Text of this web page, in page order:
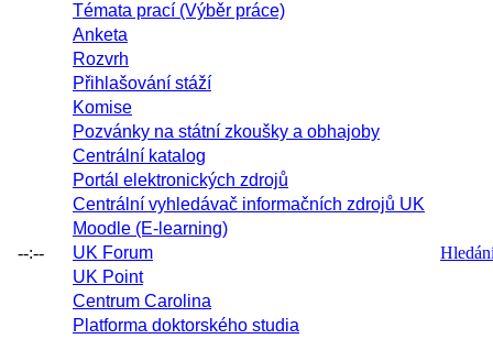
--:--
Témata prací (Výběr práce)
Anketa
Rozvrh
Přihlašování stáží
Komise
Pozvánky na státní zkoušky a obhajoby
Centrální katalog
Portál elektronických zdrojů
Centrální vyhledávač informačních zdrojů UK
Moodle (E-learning)
UK Forum
UK Point
Centrum Carolina
Platforma doktorského studia